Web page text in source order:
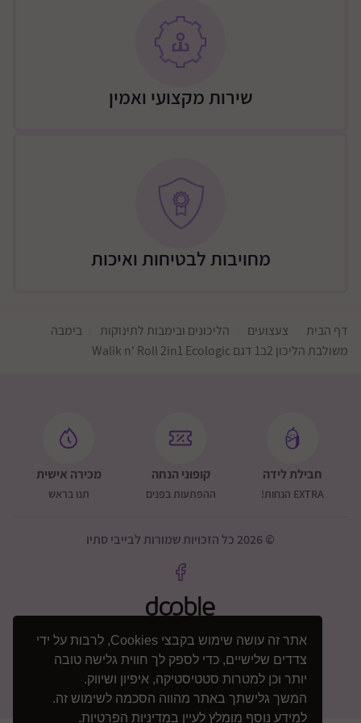
אתר זה עושה שימוש בקבצי Cookies, לרבות על ידי
צדדים שלישיים, כדי לספק לך חווית גלישה טובה
יותר וכן למטרות סטטיסטיקה, איפיון ושיווק.
המשך גלישתך באתר מהווה הסכמה לשימוש זה.
למידע נוסף מומלץ לעיין במדיניות הפרטיות.
בסדרת ה-ECOLOGIC שלנו, הצלחנו לעשות שימוש חוזר
ב-118+ טונות של בקבוקים וכוסות משומשים, רשתות דגים
שירות מקצועי ואמין
מחויבות לבטיחות ואיכות
דף הבית צעצועים הליכונים ובימבות לתינוקות
בימבה
משולבת הליכון 2ב1 דגם Walik n' Roll 2in1 Ecologic
חבילת לידה
EXTRA הנחות!
קופוני הנחה
ההפתעות בפנים
מכירה אישית
תנו בראש
© 2026 כל הזכויות שמורות לבייבי סתיו